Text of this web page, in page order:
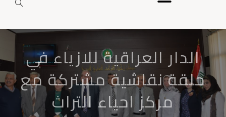
الدار العراقية للازياء في
حلقة نقاشية مشتركة مع
مركز احياء التراث